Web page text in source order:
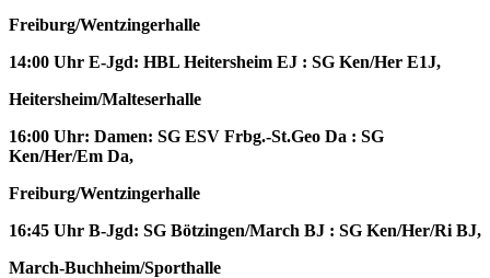
Freiburg/Wentzingerhalle
14:00 Uhr E-Jgd: HBL Heitersheim EJ : SG Ken/Her E1J,
Heitersheim/Malteserhalle
16:00 Uhr: Damen: SG ESV Frbg.-St.Geo Da : SG
Ken/Her/Em Da,
Freiburg/Wentzingerhalle
16:45 Uhr B-Jgd: SG Bötzingen/March BJ : SG Ken/Her/Ri BJ,
March-Buchheim/Sporthalle